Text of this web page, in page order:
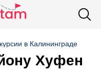
в Калининграде
Хуфен